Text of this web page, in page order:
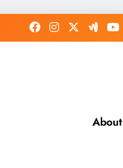
About